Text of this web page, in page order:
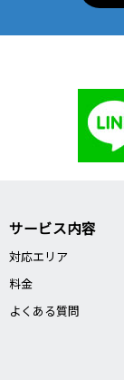
サービス内容
対応エリア
料金
よくある質問